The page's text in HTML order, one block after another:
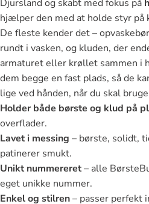
Djursland og skabt med fokus på
hjælper den med at holde styr på
De fleste kender det –
rundt i vasken, og kluden, der
armaturet eller krøllet sammen i
dem begge en fast plads, så de
lige ved hånden, når du skal
Holder både børste og klud på
overflader.
Lavet i messing – børste, solidt,
patinerer smukt.
Unikt nummereret– alle
eget unikke nummer.
Enkel og stilren– passer perfekt